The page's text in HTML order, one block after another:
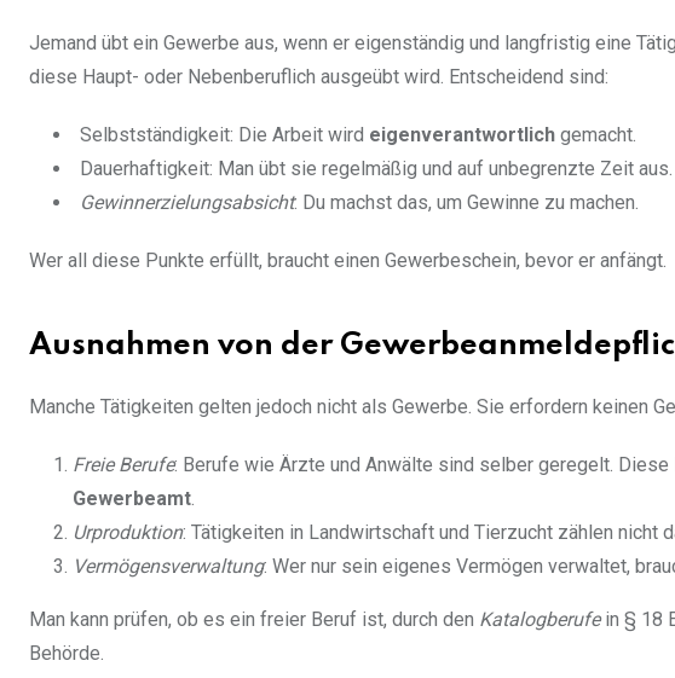
Jemand übt ein Gewerbe aus, wenn er eigenständig und langfristig eine
diese Haupt- oder Nebenberuflich ausgeübt wird. Entscheidend sind:
Selbstständigkeit: Die Arbeit wird eigenverantwortlich gemacht.
Dauerhaftigkeit: Man übt sie regelmäßig und auf unbegrenzte Zeit aus.
Gewinnerzielungsabsicht: Du machst das, um Gewinne zu machen.
Wer all diese Punkte erfüllt, braucht einen Gewerbeschein, bevor er anfängt.
Ausnahmen von der
Manche Tätigkeiten gelten jedoch nicht als Gewerbe. Sie erfordern keinen
Freie Berufe: Berufe wie Ärzte und Anwälte sind selber geregelt.
Gewerbeamt.
Urproduktion: Tätigkeiten in Landwirtschaft und Tierzucht zählen nicht
Vermögensverwaltung: Wer nur sein eigenes Vermögen verwaltet,
Man kann prüfen, ob es ein freier Beruf ist, durch den Katalogberufein § 18
Behörde.